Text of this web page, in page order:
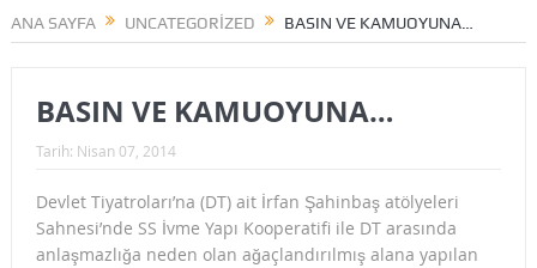
ANA SAYFA UNCATEGORIZED BASIN VE KAMUOYUNA…
BASIN VE KAMUOYUNA…
Tarih: Nisan 07, 2014
Devlet Tiyatroları’na (DT) ait İrfan Şahinbaş atölyeleri
Sahnesi’nde SS İvme Yapı Kooperatifi ile DT arasında
anlaşmazlığa neden olan ağaçlandırılmış alana yapılan